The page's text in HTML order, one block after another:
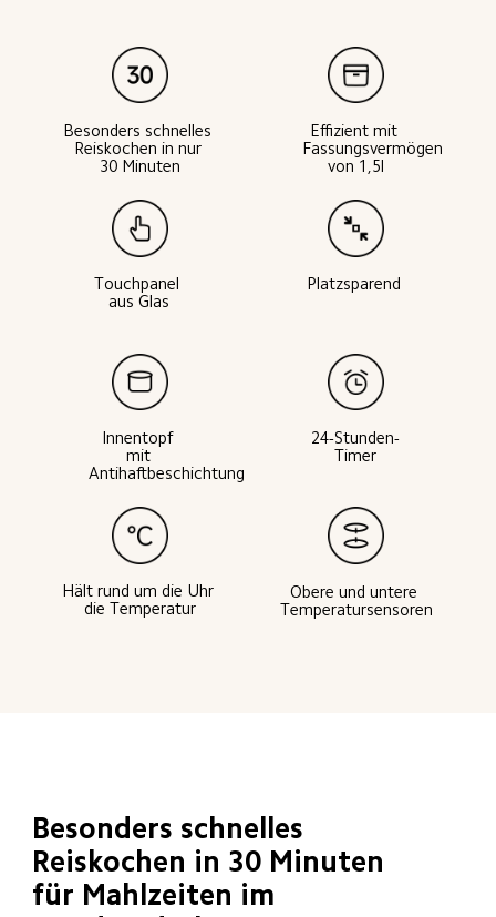
Besonders schnelles
Reiskochen in nur
30 Minuten
Effizient mit
Fassungsvermögen
von 1,5l
Touchpanel
aus Glas
Platzsparend
Innentopf
mit
Antihaftbeschichtung
24-Stunden-
Timer
Hält rund um die Uhr
die Temperatur
Obere und untere
Temperatursensoren
Besonders schnelles
Reiskochen in 30 Minuten
für Mahlzeiten im